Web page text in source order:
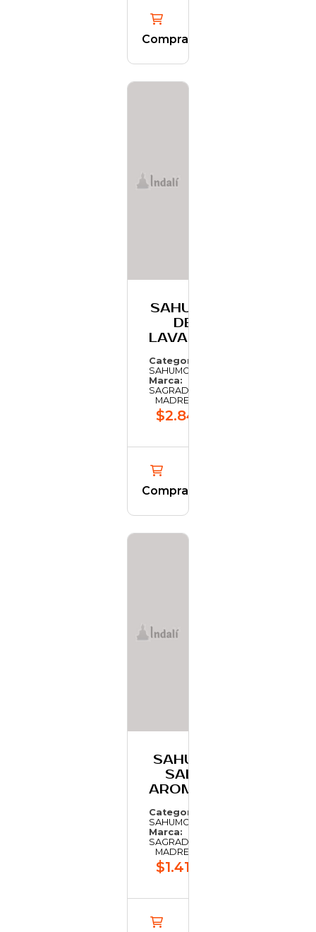
Comprar
SAHUMO
DE
LAVANDA
Categoría:
SAHUMO
Marca:
SAGRADA
MADRE
$2.847,63
Comprar
SAHUMO DE
SALVIA Y
AROMATICAS
Categoría:
SAHUMO
Marca:
SAGRADA
MADRE
$1.419,41